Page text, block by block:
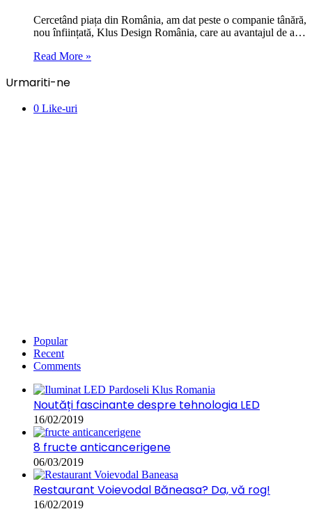
Cercetând piața din România, am dat peste o companie tânără,
nou înființată, Klus Design România, care au avantajul de a…
Read More »
Urmariti-ne
0 Like-uri
Popular
Recent
Comments
Noutăți fascinante despre tehnologia LED
16/02/2019
8 fructe anticancerigene
06/03/2019
Restaurant Voievodal Băneasa? Da, vă rog!
16/02/2019